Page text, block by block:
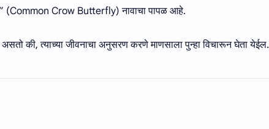
(Common Crow Butterfly) नावाचा पापळ आहे.
असतो की, त्याच्या जीवनाचा अनुसरण करणे माणसाला पुन्हा विचारून घेता येईल.